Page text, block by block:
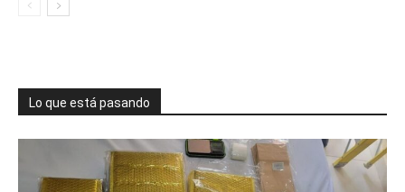
Lo que está pasando